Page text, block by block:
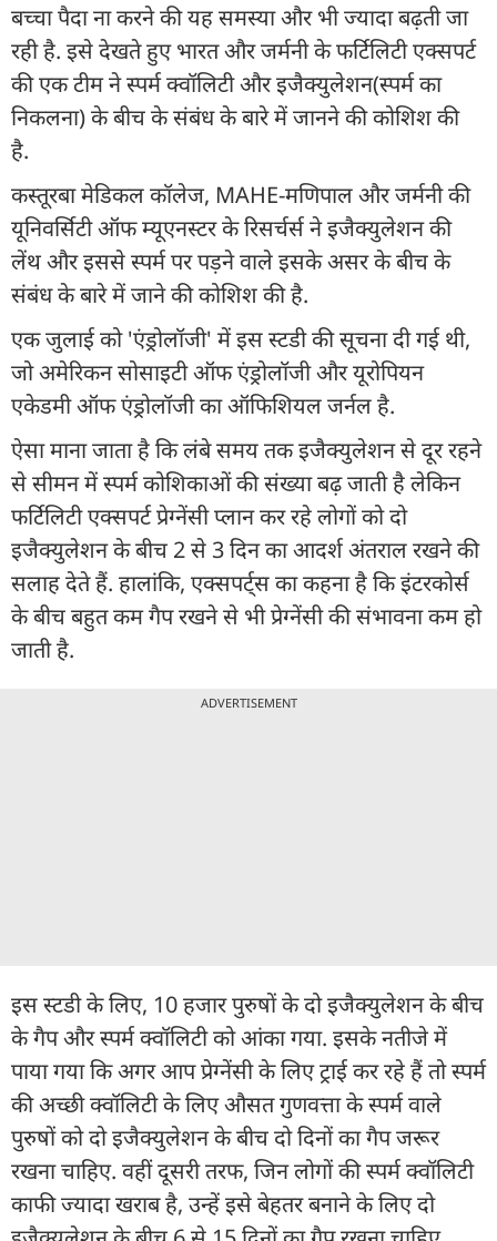
बच्चा पैदा ना करने की यह समस्या और भी ज्यादा बढ़ती जा
रही है. इसे देखते हुए भारत और जर्मनी के फर्टिलिटी एक्सपर्ट
की एक टीम ने स्पर्म क्वॉलिटी और इजैक्‍युलेशन(स्पर्म का
निकलना) के बीच के संबंध के बारे में जानने की कोशिश की
है.
कस्तूरबा मेडिकल कॉलेज, MAHE-मणिपाल और जर्मनी की
यूनिवर्सिटी ऑफ म्यूएनस्टर के रिसर्चर्स ने इजैक्‍युलेशन की
लेंथ और इससे स्पर्म पर पड़ने वाले इसके असर के बीच के
संबंध के बारे में जाने की कोशिश की है.
एक जुलाई को 'एंड्रोलॉजी' में इस स्टडी की सूचना दी गई थी,
जो अमेरिकन सोसाइटी ऑफ एंड्रोलॉजी और यूरोपियन
एकेडमी ऑफ एंड्रोलॉजी का ऑफिशियल जर्नल है.
ऐसा माना जाता है कि लंबे समय तक इजैक्‍युलेशन से दूर रहने
से सीमन में स्पर्म कोशिकाओं की संख्या बढ़ जाती है लेकिन
फर्टिलिटी एक्सपर्ट प्रेग्नेंसी प्लान कर रहे लोगों को दो
इजैक्‍युलेशन के बीच 2 से 3 दिन का आदर्श अंतराल रखने की
सलाह देते हैं. हालांकि, एक्सपर्ट्स का कहना है कि इंटरकोर्स
के बीच बहुत कम गैप रखने से भी प्रेग्नेंसी की संभावना कम हो
जाती है.
ADVERTISEMENT
इस स्टडी के लिए, 10 हजार पुरुषों के दो इजैक्‍युलेशन के बीच
के गैप और स्पर्म क्वॉलिटी को आंका गया. इसके नतीजे में
पाया गया कि अगर आप प्रेग्नेंसी के लिए ट्राई कर रहे हैं तो स्पर्म
की अच्छी क्वॉलिटी के लिए औसत गुणवत्ता के स्पर्म वाले
पुरुषों को दो इजैक्‍युलेशन के बीच दो दिनों का गैप जरूर
रखना चाहिए. वहीं दूसरी तरफ, जिन लोगों की स्पर्म क्वॉलिटी
काफी ज्यादा खराब है, उन्हें इसे बेहतर बनाने के लिए दो